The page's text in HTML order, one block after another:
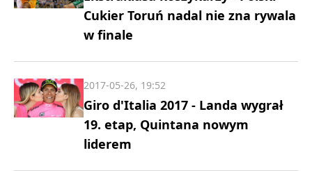
Cukier Toruń nadal nie zna rywala
w finale
Giro d'Italia 2017 - Landa wygrał
19. etap, Quintana nowym
liderem
2017-05-26, 19:52